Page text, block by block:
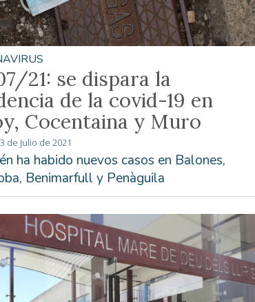
21: se dispara la
de la covid-19 en
Cocentaina y Muro
de Julio de 2021
ha habido nuevos casos en Balones,
Benimarfull y Penàguila